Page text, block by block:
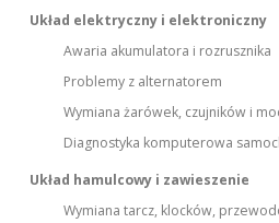
Układ elektryczny i elektroniczny
Awaria akumulatora i rozrusznika
Problemy z alternatorem
Wymiana żarówek, czujników i
Diagnostyka komputerowa
Układ hamulcowy i zawieszenie
Wymiana tarcz, klocków,